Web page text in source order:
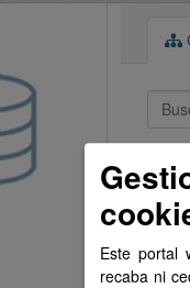
1
Este portal
recaba ni